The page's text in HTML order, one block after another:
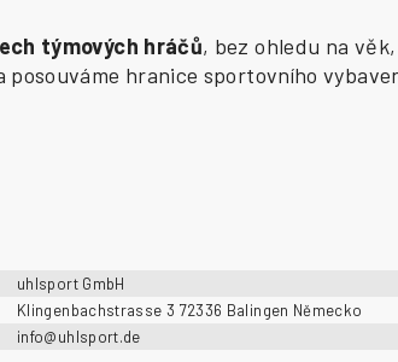
týmových hráčů, bez ohledu na
hranice sportovního
uhlsport GmbH
Klingenbachstrasse 3 72336 Balingen Německo
info@uhlsport.de